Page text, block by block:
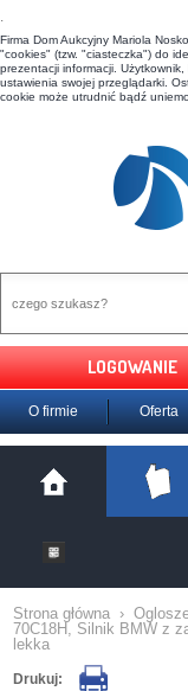
t
Firma Dom Aukcyjny Mariola
"cookies" (tzw. "ciasteczka") do
prezentacji informacji.
ustawienia swojej przeglądarki.
cookie może utrudnić bądź
LOGOWANIE
O firmie Oferta
Strona główna ›
70C18H, Silnik BMW z
lekka
Drukuj: